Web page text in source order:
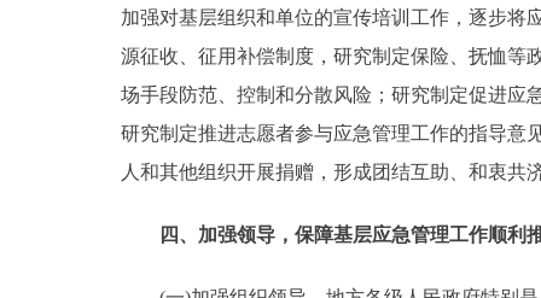
加强对基层组织和单位的宣传培训工作，逐步将
源征收、征用补偿制度，研究制定保险、抚恤等
场手段防范、控制和分散风险；研究制定促进应
研究制定推进志愿者参与应急管理工作的指导意
人和其他组织开展捐赠，形成团结互助、和衷共
四、加强领导，保障基层应急管理工作顺利